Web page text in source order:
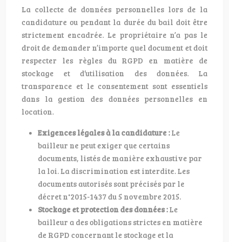
La collecte de données personnelles lors de la
candidature ou pendant la durée du bail doit être
strictement encadrée. Le propriétaire n’a pas le
droit de demander n’importe quel document et doit
respecter les règles du RGPD en matière de
stockage et d’utilisation des données. La
transparence et le consentement sont essentiels
dans la gestion des données personnelles en
location.
Exigences légales à la candidature :Le
bailleur ne peut exiger que certains
documents, listés de manière exhaustive par
la loi. La discrimination est interdite. Les
documents autorisés sont précisés par le
décret n°2015-1437 du 5 novembre 2015.
Stockage et protection des données :Le
bailleur a des obligations strictes en matière
de RGPD concernant le stockage et la